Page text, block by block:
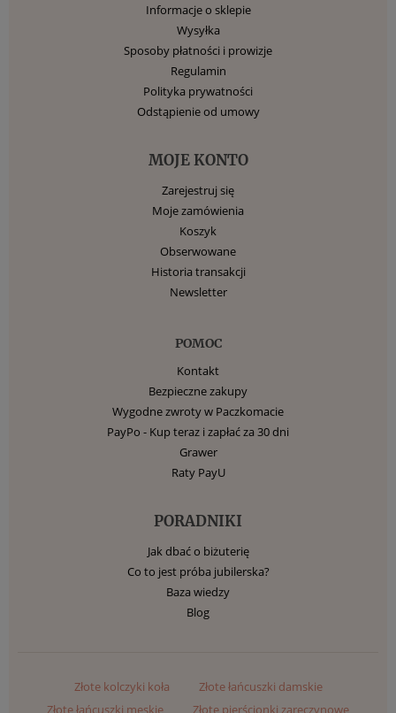
Informacje o sklepie
Wysyłka
Sposoby płatności i prowizje
Regulamin
Polityka prywatności
Odstąpienie od umowy
MOJE KONTO
Zarejestruj się
Moje zamówienia
Koszyk
Obserwowane
Historia transakcji
Newsletter
POMOC
Kontakt
Bezpieczne zakupy
Wygodne zwroty w Paczkomacie
PayPo - Kup teraz i zapłać za 30 dni
Grawer
Raty PayU
PORADNIKI
Jak dbać o biżuterię
Co to jest próba jubilerska?
Baza wiedzy
Blog
Złote kolczyki koła
Złote łańcuszki damskie
Złote łańcuszki męskie
Złote pierścionki zaręczynowe